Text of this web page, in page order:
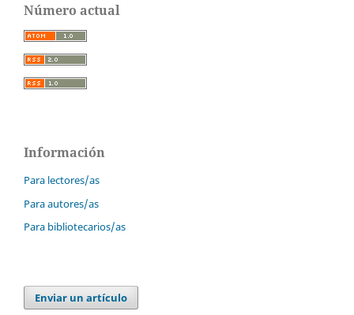
Número actual
Información
Para lectores/as
Para autores/as
Para bibliotecarios/as
Enviar un artículo